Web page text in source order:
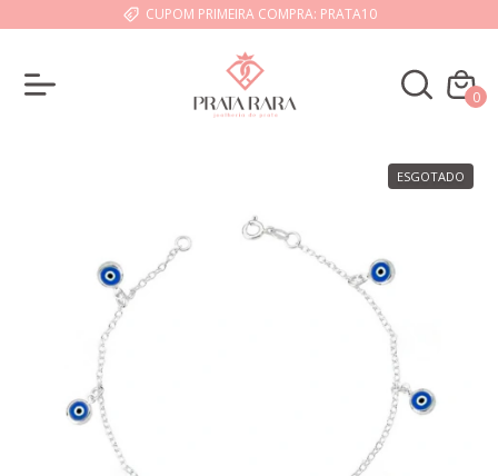
CUPOM PRIMEIRA COMPRA: PRATA10
0
ESGOTADO